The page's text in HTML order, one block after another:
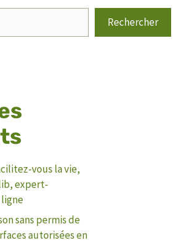
Rechercher
vous la vie,
expert-
sans permis de
autorisées en